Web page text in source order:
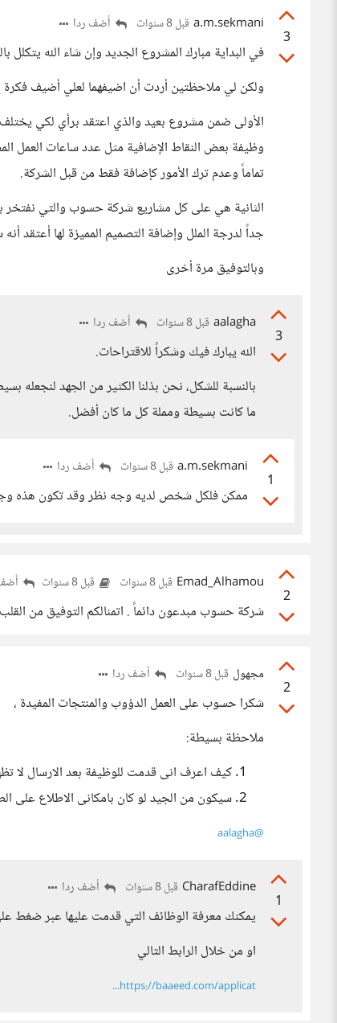
3
a.m.sekmani قبل 8 سنوات أضف ردا
في البداية مبارك المشروع الجديد وإن شاء الله يتكلل
ولكن لي ملاحظتين أردت أن اضيفهما لعلي أضيف فكرة
الأولى ضمن مشروع بعيد والذي اعتقد برأي لكي
وظيفة بعض النقاط الإضافية مثل عدد ساعات العمل
تماماً وعدم ترك الأمور كإضافة فقط من قبل الشركة.
الثانية هي على كل مشاريع شركة حسوب والتي نفتخر
جداً لدرجة الملل وإضافة التصميم المميزة لها أعتقد
وبالتوفيق مرة أخرى
3
aalagha قبل 8 سنوات أضف ردا
الله يبارك فيك وشكراً للاقتراحات.
بالنسبة للشكل، نحن بذلنا الكثير من الجهد لنجعله
ما كانت بسيطة ومملة كل ما كان أفضل.
1
a.m.sekmani قبل 8 سنوات أضف ردا
ممكن فلكل شخص لديه وجه نظر وقد تكون هذه
2
Emad_Alhamou قبل 8 سنوات قبل 8 سنوات
شركة حسوب مبدعون دائماً . اتمنالكم التوفيق من
2
مجهول قبل 8 سنوات أضف ردا
شكرا حسوب على العمل الدؤوب والمنتجات المفيدة ،
ملاحظة بسيطة:
كيف اعرف انى قدمت للوظيفة بعد الارسال لا
سيكون من الجيد لو كان بامكانى الاطلاع على
@aalagha
1
CharafEddine قبل 8 سنوات أضف ردا
يمكنك معرفة الوظائف التي قدمت عليها عبر ضغط
او من خلال الرابط التالي
https://baaeed.com/applicat...